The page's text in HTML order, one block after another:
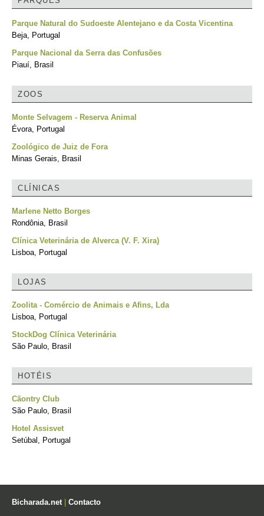
Parque Natural do Sudoeste Alentejano e da Costa Vicentina
Beja, Portugal
Parque Nacional da Serra das Confusões
Piauí, Brasil
ZOOS
Monte Selvagem - Reserva Animal
Évora, Portugal
Zoológico de Juiz de Fora
Minas Gerais, Brasil
CLÍNICAS
Marlene Netto Borges
Rondônia, Brasil
Clínica Veterinária de Alverca (V. F. Xira)
Lisboa, Portugal
LOJAS
Zoolita - Comércio de Animais e Afins, Lda
Lisboa, Portugal
StockDog Clínica Veterinária
São Paulo, Brasil
HOTÉIS
Cãontry Club
São Paulo, Brasil
Hotel Assisvet
Setúbal, Portugal
Bicharada.net| Contacto